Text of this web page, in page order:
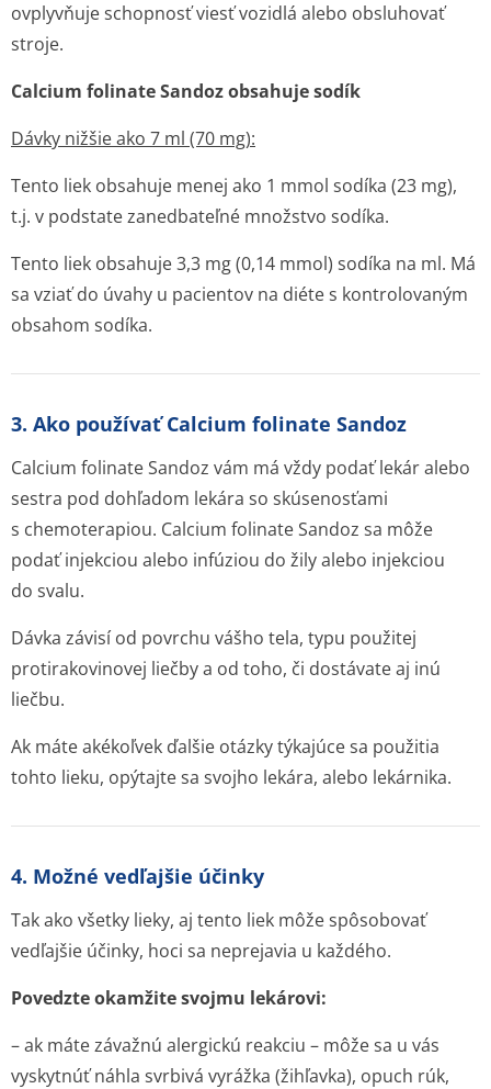
ovplyvňuje schopnosť viesť vozidlá alebo obsluhovať
stroje.
Calcium folinate Sandoz obsahuje sodík
Dávky nižšie ako 7 ml (70 mg):
Tento liek obsahuje menej ako 1 mmol sodíka (23 mg),
t.j. v podstate zanedbateľné množstvo sodíka.
Tento liek obsahuje 3,3 mg (0,14 mmol) sodíka na ml. Má
sa vziať do úvahy u pacientov na diéte s kontrolovaným
obsahom sodíka.
3. Ako používať Calcium folinate Sandoz
Calcium folinate Sandoz vám má vždy podať lekár alebo
sestra pod dohľadom lekára so skúsenosťami
s chemoterapiou. Calcium folinate Sandoz sa môže
podať injekciou alebo infúziou do žily alebo injekciou
do svalu.
Dávka závisí od povrchu vášho tela, typu použitej
protirakovinovej liečby a od toho, či dostávate aj inú
liečbu.
Ak máte akékoľvek ďalšie otázky týkajúce sa použitia
tohto lieku, opýtajte sa svojho lekára, alebo lekárnika.
4. Možné vedľajšie účinky
Tak ako všetky lieky, aj tento liek môže spôsobovať
vedľajšie účinky, hoci sa neprejavia u každého.
Povedzte okamžite svojmu lekárovi:
– ak máte závažnú alergickú reakciu – môže sa u vás
vyskytnúť náhla svrbivá vyrážka (žihľavka), opuch rúk,